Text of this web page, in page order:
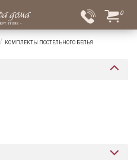
0
КОМПЛЕКТЫ ПОСТЕЛЬНОГО БЕЛЬЯ